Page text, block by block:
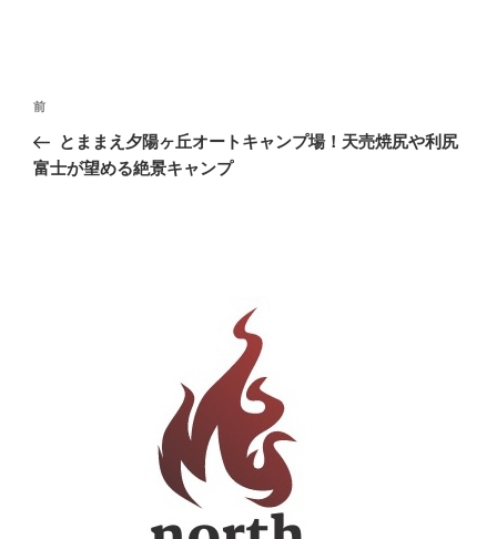
投
ナ
前
の
投
前
とままえ夕陽ヶ丘オートキャンプ場！天売焼尻や利尻
富士が望める絶景キャンプ